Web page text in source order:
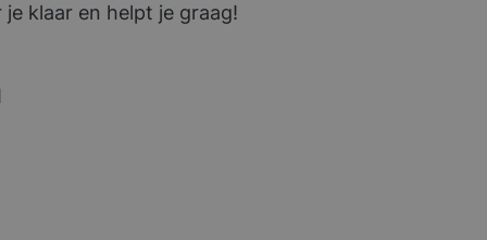
klaar en helpt je graag!